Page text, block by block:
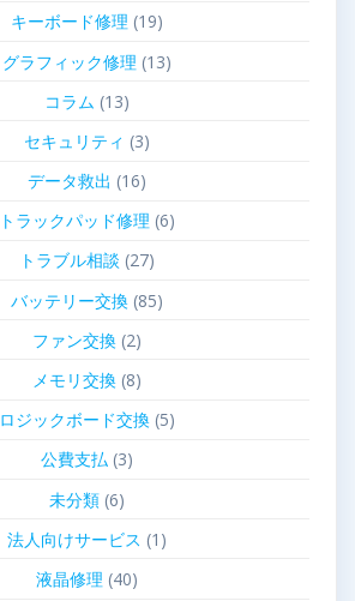
キーボード修理 (19)
グラフィック修理 (13)
コラム (13)
セキュリティ (3)
データ救出 (16)
トラックパッド修理 (6)
トラブル相談 (27)
バッテリー交換(85)
ファン交換(2)
メモリ交換(8)
ロジックボード交換(5)
公費支払(3)
未分類(6)
法人向けサービス (1)
液晶修理 (40)